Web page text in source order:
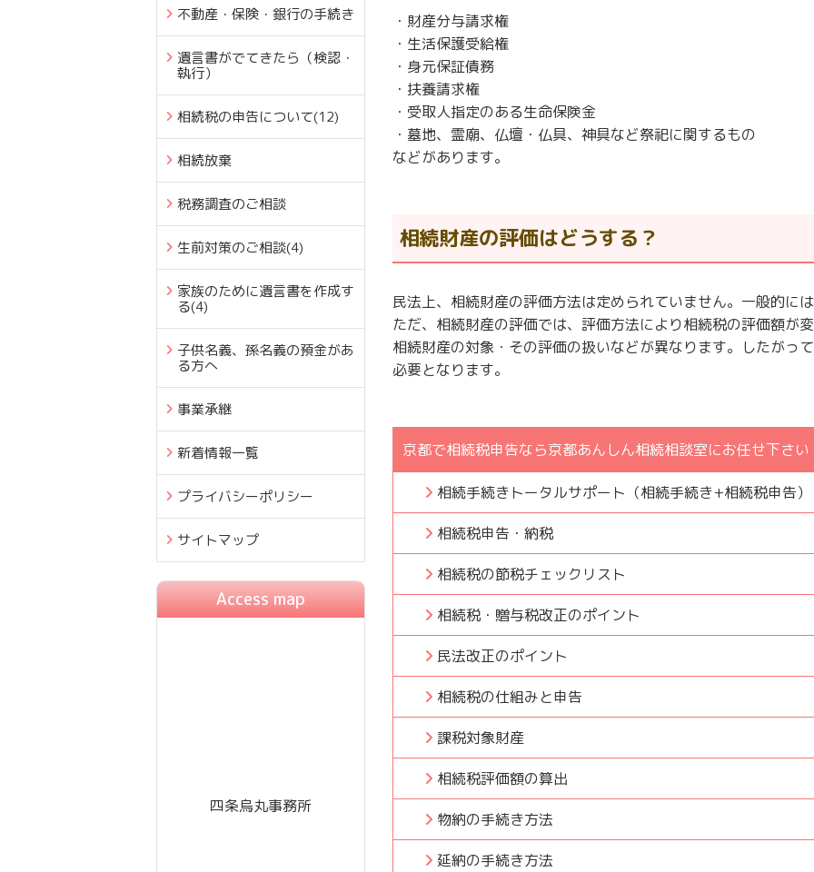
・財産分与請求権
・生活保護受給権
・身元保証債務
・扶養請求権
・受取人指定のある生命保険金
・墓地、霊廟、仏壇・仏具、神具など祭祀に関するもの
などがあります。
相続財産の評価はどうする？
民法上、相続財産の評価方法は定められていません。一般的に
ただ、相続財産の評価では、評価方法により相続税の評価額が
相続財産の対象・その評価の扱いなどが異なります。したがっ
必要となります。
京都で相続税申告なら京都あんしん相続相談室にお任せ下さい
相続手続きトータルサポート（相続手続き+相続税申告）
相続税申告・納税
相続税の節税チェックリスト
相続税・贈与税改正のポイント
民法改正のポイント
相続税の仕組みと申告
課税対象財産
相続税評価額の算出
物納の手続き方法
延納の手続き方法
不動産・保険・銀行の手続き
遺言書がでてきたら（検認・
執行）
相続税の申告について(12)
相続放棄
税務調査のご相談
生前対策のご相談(4)
家族のために遺言書を作成す
る(4)
子供名義、孫名義の預金があ
る方へ
事業承継
新着情報一覧
プライバシーポリシー
サイトマップ
Access map
四条烏丸事務所